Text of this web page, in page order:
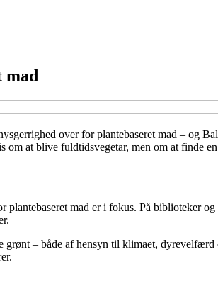
mad
over for plantebaseret mad – og
at blive fuldtidsvegetar, men om at finde
mad er i fokus. På biblioteker
– både af hensyn til klimaet,